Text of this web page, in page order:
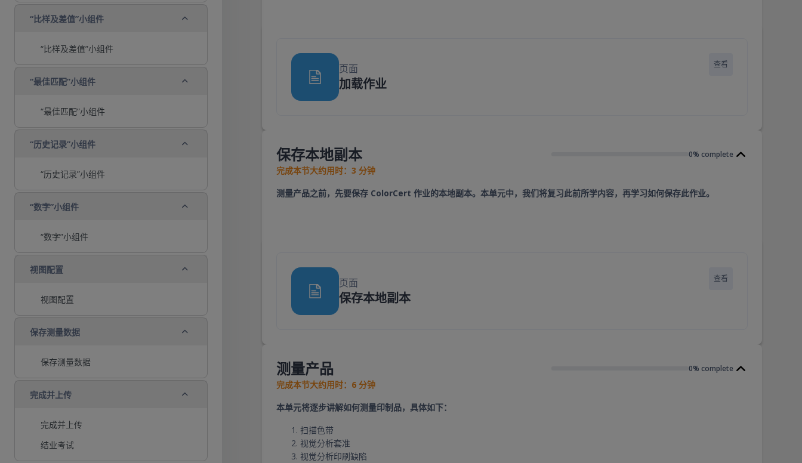
“比样及差值”小组件 折叠
“比样及差值”小组件
“最佳匹配”小组件 折叠
“最佳匹配”小组件
“历史记录”小组件 折叠
“历史记录”小组件
“数字”小组件 折叠
“数字”小组件
视图配置 折叠
视图配置
保存测量数据 折叠
保存测量数据
完成并上传 折叠
完成并上传
结业考试
页面
加载作业网页
查看
保存本地副本 0% complete
完成本节大约用时：3 分钟
测量产品之前，先要保存 ColorCert 作业的本地副本。本单元中，我们将复习此前所学内容，再学习如何保存此作业。
页面
保存本地副本网页
查看
测量产品 0% complete
完成本节大约用时：6 分钟
本单元将逐步讲解如何测量印制品，具体如下：
扫描色带
视觉分析套准
视觉分析印刷缺陷